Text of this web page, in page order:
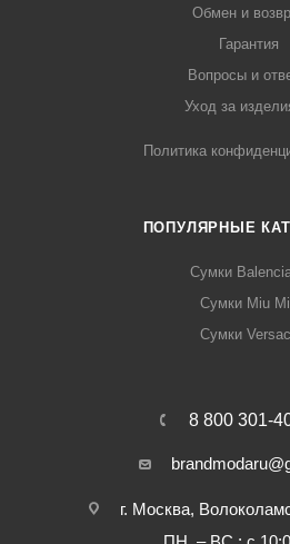
Обмен и
Гарантия
Вопросы и
Уход за
Политика
ПОПУЛЯРНЫЕ
Сумки
Сумки Miu
Сумки
8 800 301-
г. Москва,